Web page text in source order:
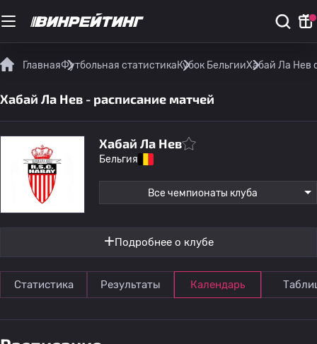
ГлавнаяФутбольная статистикаКубок БельгииХабай Ла Нев
Хабай Ла Нев - расписание матчей
Хабай Ла Нев
Бельгия
Все чемпионаты клуба
Подробнее о клубе
Статистика Результаты Календарь